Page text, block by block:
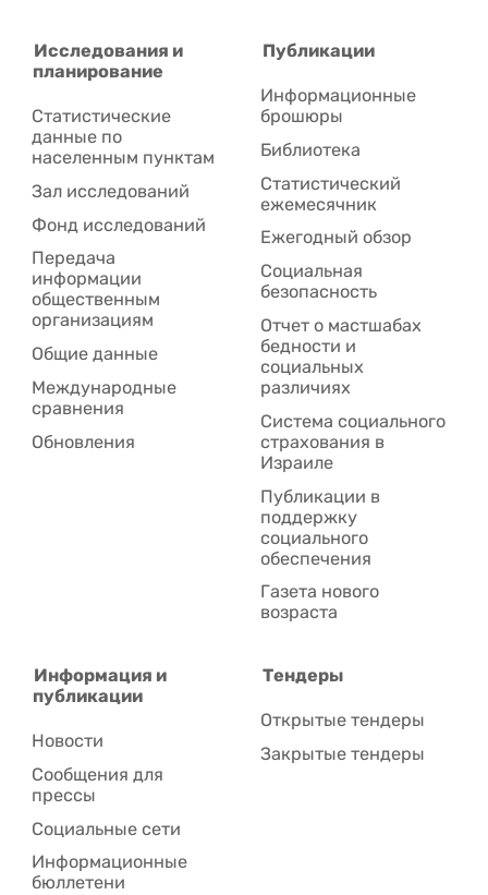
Исследования и
планирование
Статистические
данные по
населенным пунктам
Зал исследований
Фонд исследований
Передача
информации
общественным
организациям
Общие данные
Международные
сравнения
Обновления
Публикации
Информационные
брошюры
Библиотека
Статистический
ежемесячник
Ежегодный обзор
Социальная
безопасность
Отчет о мастшабах
бедности и
социальных
различиях
Система социального
страхования в
Израиле
Публикации в
поддержку
социального
обеспечения
Газета нового
возраста
Информация и
публикации
Новости
Сообщения для
прессы
Социальные сети
Информационные
бюллетени
Тендеры
Открытые тендеры
Закрытые тендеры